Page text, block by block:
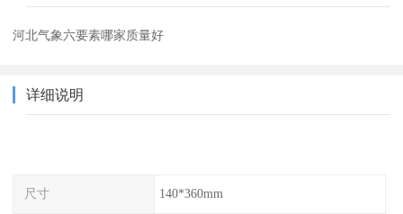
河北气象六要素哪家质量好
详细说明
尺寸 140*360mm